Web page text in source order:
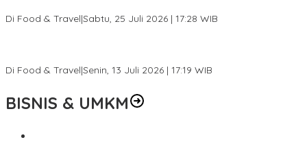
Di Food & Travel|Sabtu, 25 Juli 2026 | 17:28 WIB
Di Food & Travel|Senin, 13 Juli 2026 | 17:19 WIB
BISNIS & UMKM